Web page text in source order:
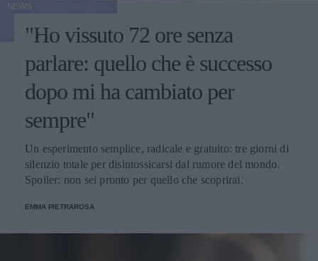
"Ho vissuto 72 ore senza
parlare: quello che è successo
dopo mi ha cambiato per
sempre"
Un esperimento semplice, radicale e gratuito: tre giorni di
silenzio totale per disintossicarsi dal rumore del mondo.
Spoiler: non sei pronto per quello che scoprirai.
EMMA PIETRAROSA